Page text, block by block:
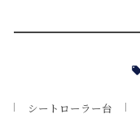
シートローラー台